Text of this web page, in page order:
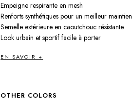
Empeigne respirante en mesh
Renforts synthétiques pour un meilleur maintien
Semelle extérieure en caoutchouc résistante
Look urbain et sportif facile à porter
EN SAVOIR +
OTHER COLORS